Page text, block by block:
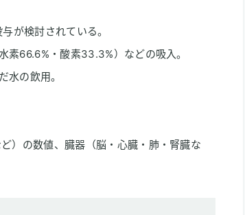
が検討されている。
素66.6%・酸素33.3%）などの吸入。
水の飲用。
）の数値、臓器（脳・心臓・肺・腎臓な